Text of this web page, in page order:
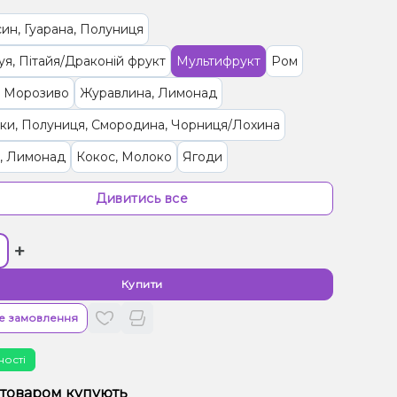
Гуарана, Полуниця
Пітайя/Драконій фрукт
Мультифрукт
Ром
Морозиво
Журавлина, Лимонад
Полуниця, Смородина, Чорниця/Лохина
Лимонад
Кокос, Молоко
Ягоди
Полуниця
Апельсин
Желейки
Ківі, Лимонад
Ананас, Цукерки
Смородіна
Лайм, Чай
Кондитерка, Шоколад
Жуйка (фруктова)
Дивитись все
+
Купити
замовлення
купують